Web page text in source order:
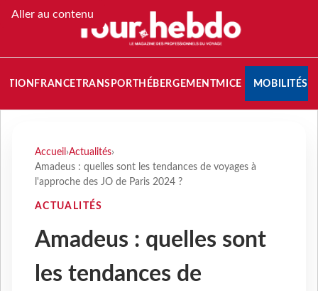
Aller au contenu
FRANCETRANSPORT HÉBERGEMENTMICE MOBILITÉS
Accueil ›Actualités›
Amadeus : quelles sont les tendances de voyages à
l'approche des JO de Paris 2024 ?
ACTUALITÉS
Amadeus : quelles sont
les tendances de